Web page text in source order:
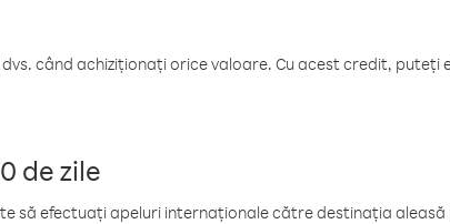
când achiziționați orice valoare. Cu acest credit,
de zile
să efectuați apeluri internaționale către destinația